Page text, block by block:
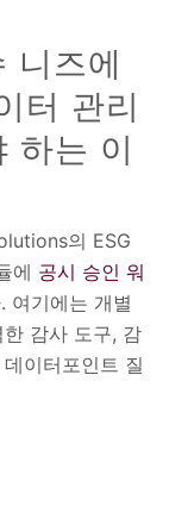
니즈에
터 관리
하는 이
의 ESG
에 공시 승인 워
여기에는 개별
감사 도구, 감
이터포인트 질